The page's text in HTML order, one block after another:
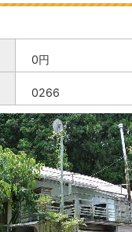
0
0266